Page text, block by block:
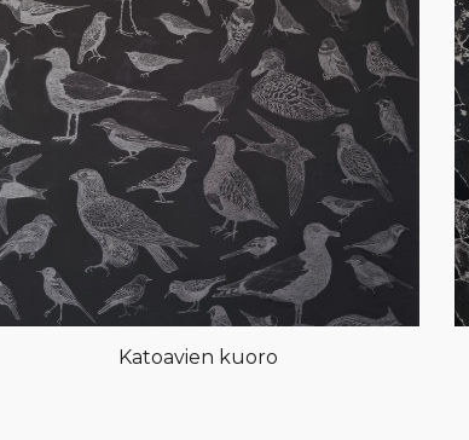
Katoavien kuoro